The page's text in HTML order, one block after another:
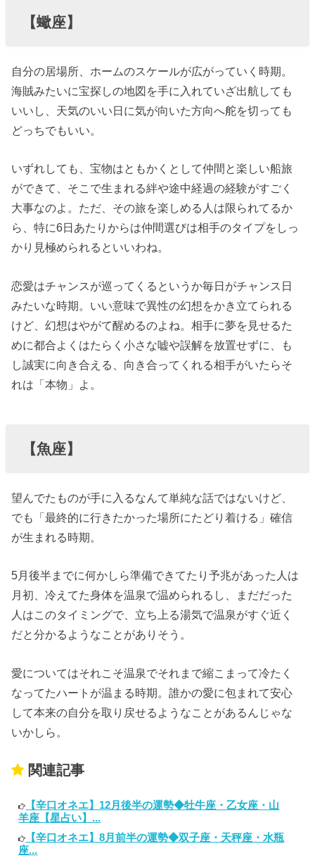
【蠍座】
自分の居場所、ホームのスケールが広がっていく時期。
海賊みたいに宝探しの地図を手に入れていざ出航しても
いいし、天気のいい日に気が向いた方向へ舵を切っても
どっちでもいい。
いずれしても、宝物はともかくとして仲間と楽しい船旅
ができて、そこで生まれる絆や途中経過の経験がすごく
大事なのよ。ただ、その旅を楽しめる人は限られてるか
ら、特に6日あたりからは仲間選びは相手のタイプをしっ
かり見極められるといいわね。
恋愛はチャンスが巡ってくるというか毎日がチャンス日
みたいな時期。いい意味で異性の幻想をかき立てられる
けど、幻想はやがて醒めるのよね。相手に夢を見せるた
めに都合よくはたらく小さな嘘や誤解を放置せずに、も
し誠実に向き合える、向き合ってくれる相手がいたらそ
れは「本物」よ。
【魚座】
望んでたものが手に入るなんて単純な話ではないけど、
でも「最終的に行きたかった場所にたどり着ける」確信
が生まれる時期。
5月後半までに何かしら準備できてたり予兆があった人は
月初、冷えてた身体を温泉で温められるし、まだだった
人はこのタイミングで、立ち上る湯気で温泉がすぐ近く
だと分かるようなことがありそう。
愛についてはそれこそ温泉でそれまで縮こまって冷たく
なってたハートが温まる時期。誰かの愛に包まれて安心
して本来の自分を取り戻せるようなことがあるんじゃな
いかしら。
関連記事
【辛口オネエ】12月後半の運勢◆牡牛座・乙女座・山
羊座【星占い】...
【辛口オネエ】8月前半の運勢◆双子座・天秤座・水瓶
座...